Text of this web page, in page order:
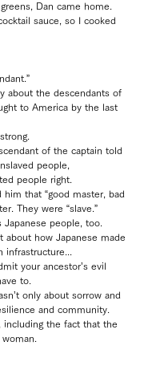
Dan came home.
sauce, so I cooked
about the descendants of
to America by the last
of the captain told
people,
people right.
that “good master, bad
They were “slave.”
people, too.
about how Japanese made
infrastructure...
your ancestor’s evil
to.
only about sorrow and
and community.
including the fact that the